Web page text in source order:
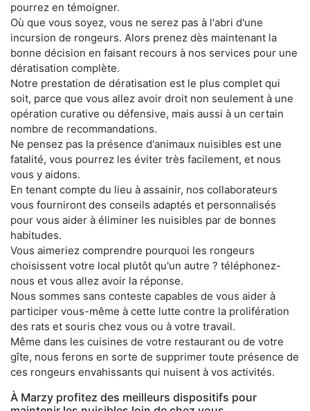
pourrez en témoigner.
Où que vous soyez, vous ne serez pas à l'abri d'une
incursion de rongeurs. Alors prenez dès maintenant la
bonne décision en faisant recours à nos services pour une
dératisation complète.
Notre prestation de dératisation est le plus complet qui
soit, parce que vous allez avoir droit non seulement à une
opération curative ou défensive, mais aussi à un certain
nombre de recommandations.
Ne pensez pas la présence d'animaux nuisibles est une
fatalité, vous pourrez les éviter très facilement, et nous
vous y aidons.
En tenant compte du lieu à assainir, nos collaborateurs
vous fourniront des conseils adaptés et personnalisés
pour vous aider à éliminer les nuisibles par de bonnes
habitudes.
Vous aimeriez comprendre pourquoi les rongeurs
choisissent votre local plutôt qu'un autre ? téléphonez-
nous et vous allez avoir la réponse.
Nous sommes sans conteste capables de vous aider à
participer vous-même à cette lutte contre la prolifération
des rats et souris chez vous ou à votre travail.
Même dans les cuisines de votre restaurant ou de votre
gîte, nous ferons en sorte de supprimer toute présence de
ces rongeurs envahissants qui nuisent à vos activités.
À Marzy profitez des meilleurs dispositifs pour